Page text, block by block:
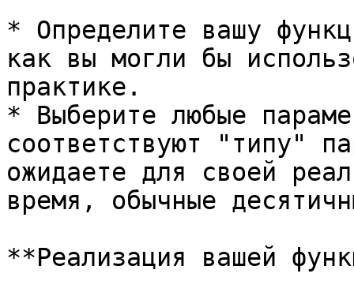
* Определите вашу
как вы могли бы
практике.
* Выберите любые
соответствуют "типу"
ожидаете для своей
время, обычные
**Реализация вашей